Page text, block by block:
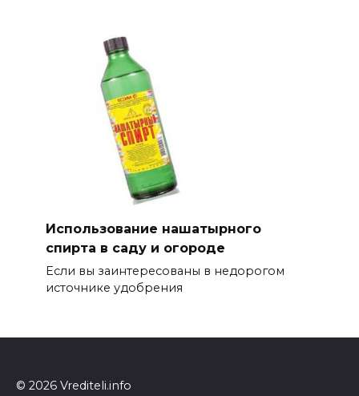
Использование нашатырного
спирта в саду и огороде
Если вы заинтересованы в недорогом
источнике удобрения
© 2026 Vrediteli.info